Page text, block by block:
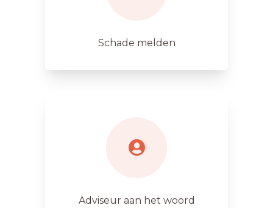
Schade melden
Adviseur aan het woord